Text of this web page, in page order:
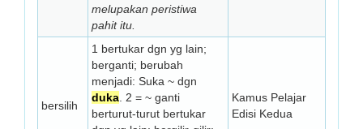
melupakan peristiwa
pahit itu.
bersilih
1 bertukar dgn yg lain;
berganti; berubah
menjadi: Suka ~ dgn
duka . 2 = ~ ganti
berturut-turut bertukar
Kamus Pelajar
Edisi Kedua